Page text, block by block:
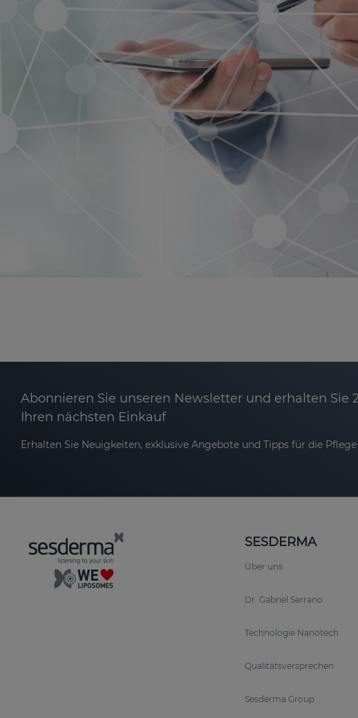
Abonnieren Sie unseren Newsletter und erhalten Sie
Ihren nächsten Einkauf
Erhalten Sie Neuigkeiten, exklusive Angebote und Tipps für die
SESDERMA
Über uns
Dr. Gabriel Serrano
Technologie Nanotech
Qualitätsversprechen
Sesderma Group